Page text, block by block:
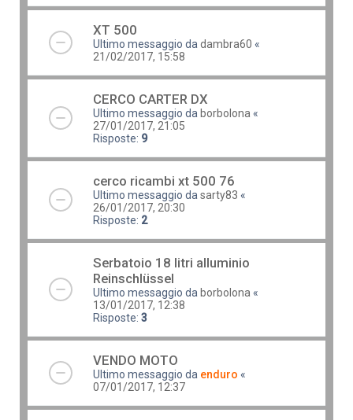
XT 500
Ultimo messaggio da dambra60 «
21/02/2017, 15:58
CERCO CARTER DX
Ultimo messaggio da borbolona «
27/01/2017, 21:05
Risposte: 9
cerco ricambi xt 500 76
Ultimo messaggio da sarty83 «
26/01/2017, 20:30
Risposte: 2
Serbatoio 18 litri alluminio
Reinschlüssel
Ultimo messaggio da borbolona «
13/01/2017, 12:38
Risposte: 3
VENDO MOTO
Ultimo messaggio da enduro «
07/01/2017, 12:37